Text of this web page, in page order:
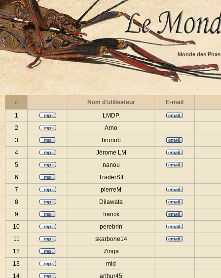
Monde des
# Nom d'utilisateur
E-mail
1
LMDP.
2
Arno
3
brunob
4
Jérome LM
5
nanou
6
TraderStf
7
pierreM
8
Dilawata
9
franck
10
perebrin
11
skarbone14
12
Zinga
13
mid
14
arthur45